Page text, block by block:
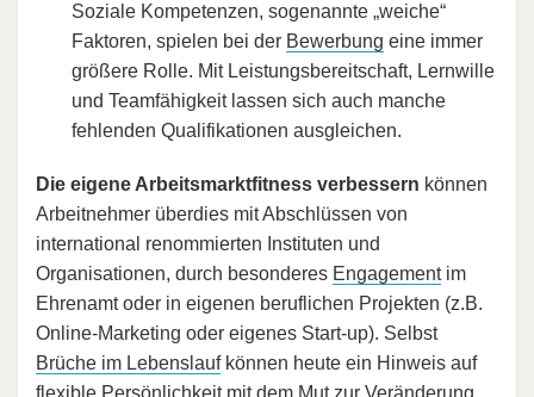
Soziale Kompetenzen, sogenannte „weiche“
Faktoren, spielen bei der Bewerbung eine immer
größere Rolle. Mit Leistungsbereitschaft, Lernwille
und Teamfähigkeit lassen sich auch manche
fehlenden Qualifikationen ausgleichen.
Die eigene Arbeitsmarktfitness verbessern können
Arbeitnehmer überdies mit Abschlüssen von
international renommierten Instituten und
Organisationen, durch besonderes Engagementim
Ehrenamt oder in eigenen beruflichen Projekten (z.B.
Online-Marketing oder eigenes Start-up). Selbst
Brüche im Lebenslaufkönnen heute ein Hinweis auf